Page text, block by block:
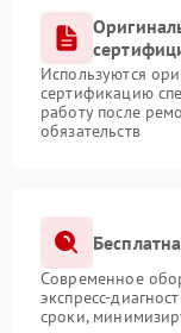
Используются
сертификацию
работу после
обязательств
Современное
экспресс-
сроки,